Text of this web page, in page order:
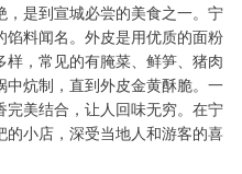
是到宣城必尝的美食之一。宁
料闻名。外皮是用优质的面粉
，常见的有腌菜、鲜笋、猪肉
炕制，直到外皮金黄酥脆。一
美结合，让人回味无穷。在宁
小店，深受当地人和游客的喜